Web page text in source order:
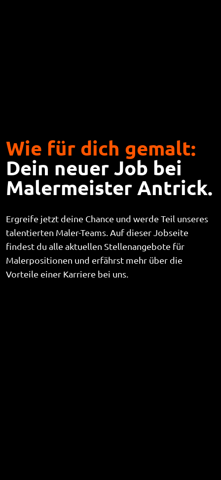
Wie für dich gemalt:
Dein neuer Job bei
Malermeister Antrick.
Ergreife jetzt deine Chance und werde Teil unseres
talentierten Maler-Teams. Auf dieser Jobseite
findest du alle aktuellen Stellenangebote für
Malerpositionen und erfährst mehr über die
Vorteile einer Karriere bei uns.